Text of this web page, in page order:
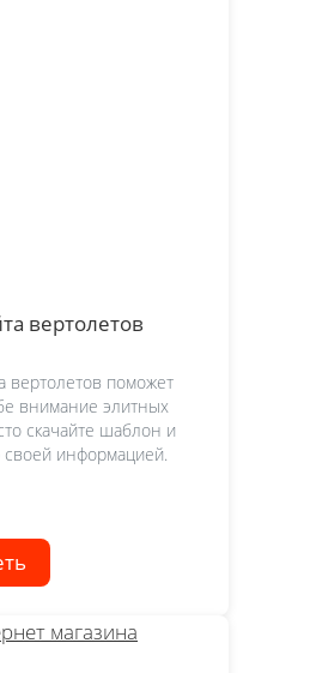
вертолетов
вертолетов поможет
внимание элитных
скачайте шаблон и
своей информацией.